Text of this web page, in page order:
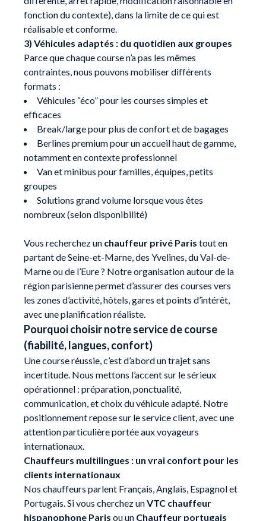
fonction du contexte), dans la limite de ce qui est
réalisable et conforme.
3) Véhicules adaptés : du quotidien aux groupes
Parce que chaque course n’a pas les mêmes
contraintes, nous pouvons mobiliser différents
formats :
Véhicules “éco” pour les courses simples et
efficaces
Break/large pour plus de confort et de bagages
Berlines premium pour un accueil haut de gamme,
notamment en contexte professionnel
Van et minibus pour familles, équipes, petits
groupes
Solutions grand volume lorsque vous êtes
nombreux (selon disponibilité)
Vous recherchez un chauffeur privé Paris tout en
partant de Seine-et-Marne, des Yvelines, du Val-de-
Marne ou de l’Eure ? Notre organisation autour de la
région parisienne permet d’assurer des courses vers
les zones d’activité, hôtels, gares et points d’intérêt,
avec une planification réaliste.
Pourquoi choisir notre service de course
(fiabilité, langues, confort)
Une course réussie, c’est d’abord un trajet sans
incertitude. Nous mettons l’accent sur le sérieux
opérationnel : préparation, ponctualité,
communication, et choix du véhicule adapté. Notre
positionnement repose sur le service client, avec une
attention particulière portée aux voyageurs
internationaux.
Chauffeurs multilingues : un vrai confort pour les
clients internationaux
Nos chauffeurs parlent Français, Anglais, Espagnol et
Portugais. Si vous cherchez unVTC chauffeur
hispanophone Paris ou un Chauffeur portugais